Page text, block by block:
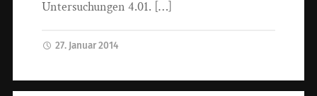
Untersuchungen 4.01. […]
27. Januar 2014